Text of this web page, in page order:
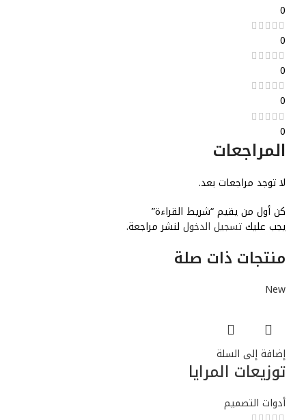
0
0
0
0
0
المراجعات
لا توجد مراجعات بعد.
كن أول من يقيم “شريط القراءة”
يجب عليكتسجيل الدخول لنشر مراجعة.
منتجات ذات صلة
New
إضافة إلى السلة
توزيعات المرايا
أدوات التصميم